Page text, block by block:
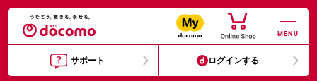
MENU
サポート ログインする